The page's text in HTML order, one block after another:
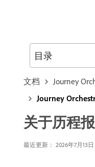
文档
Journey
Journey
关于历程
最近更新： 2026年7月13日
目录